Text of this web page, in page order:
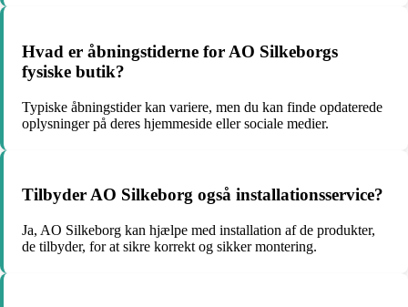
Hvad er åbningstiderne for AO Silkeborgs
fysiske butik?
Typiske åbningstider kan variere, men du kan finde opdaterede
oplysninger på deres hjemmeside eller sociale medier.
Tilbyder AO Silkeborg også installationsservice?
Ja, AO Silkeborg kan hjælpe med installation af de produkter,
de tilbyder, for at sikre korrekt og sikker montering.